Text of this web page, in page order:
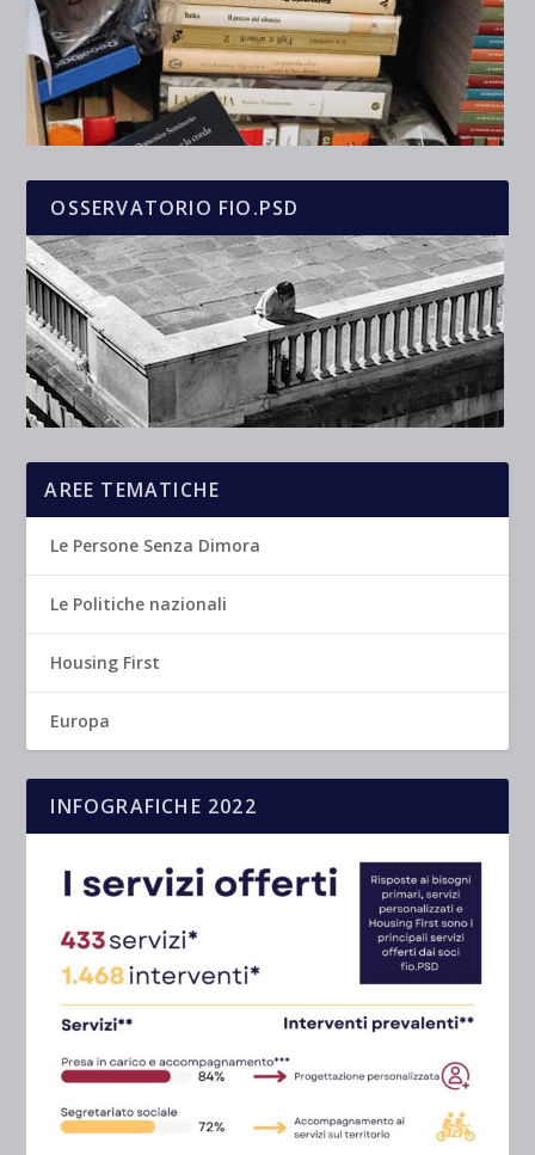
OSSERVATORIO FIO.PSD
AREE TEMATICHE
Le Persone Senza Dimora
Le Politiche nazionali
Housing First
Europa
INFOGRAFICHE 2022